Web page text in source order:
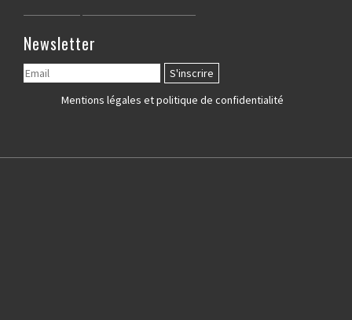
Newsletter
Mentions légales et politique de confidentialité